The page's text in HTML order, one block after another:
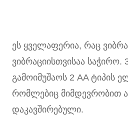
ეს ყველაფერია, რაც
ვიბრაციისთვისაა
გამოიმუშაოს 2 AA ტიპის
რომლებიც მიმდევრობით
დაკავშირებული.